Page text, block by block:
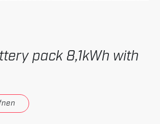
pack 8,1kWh with